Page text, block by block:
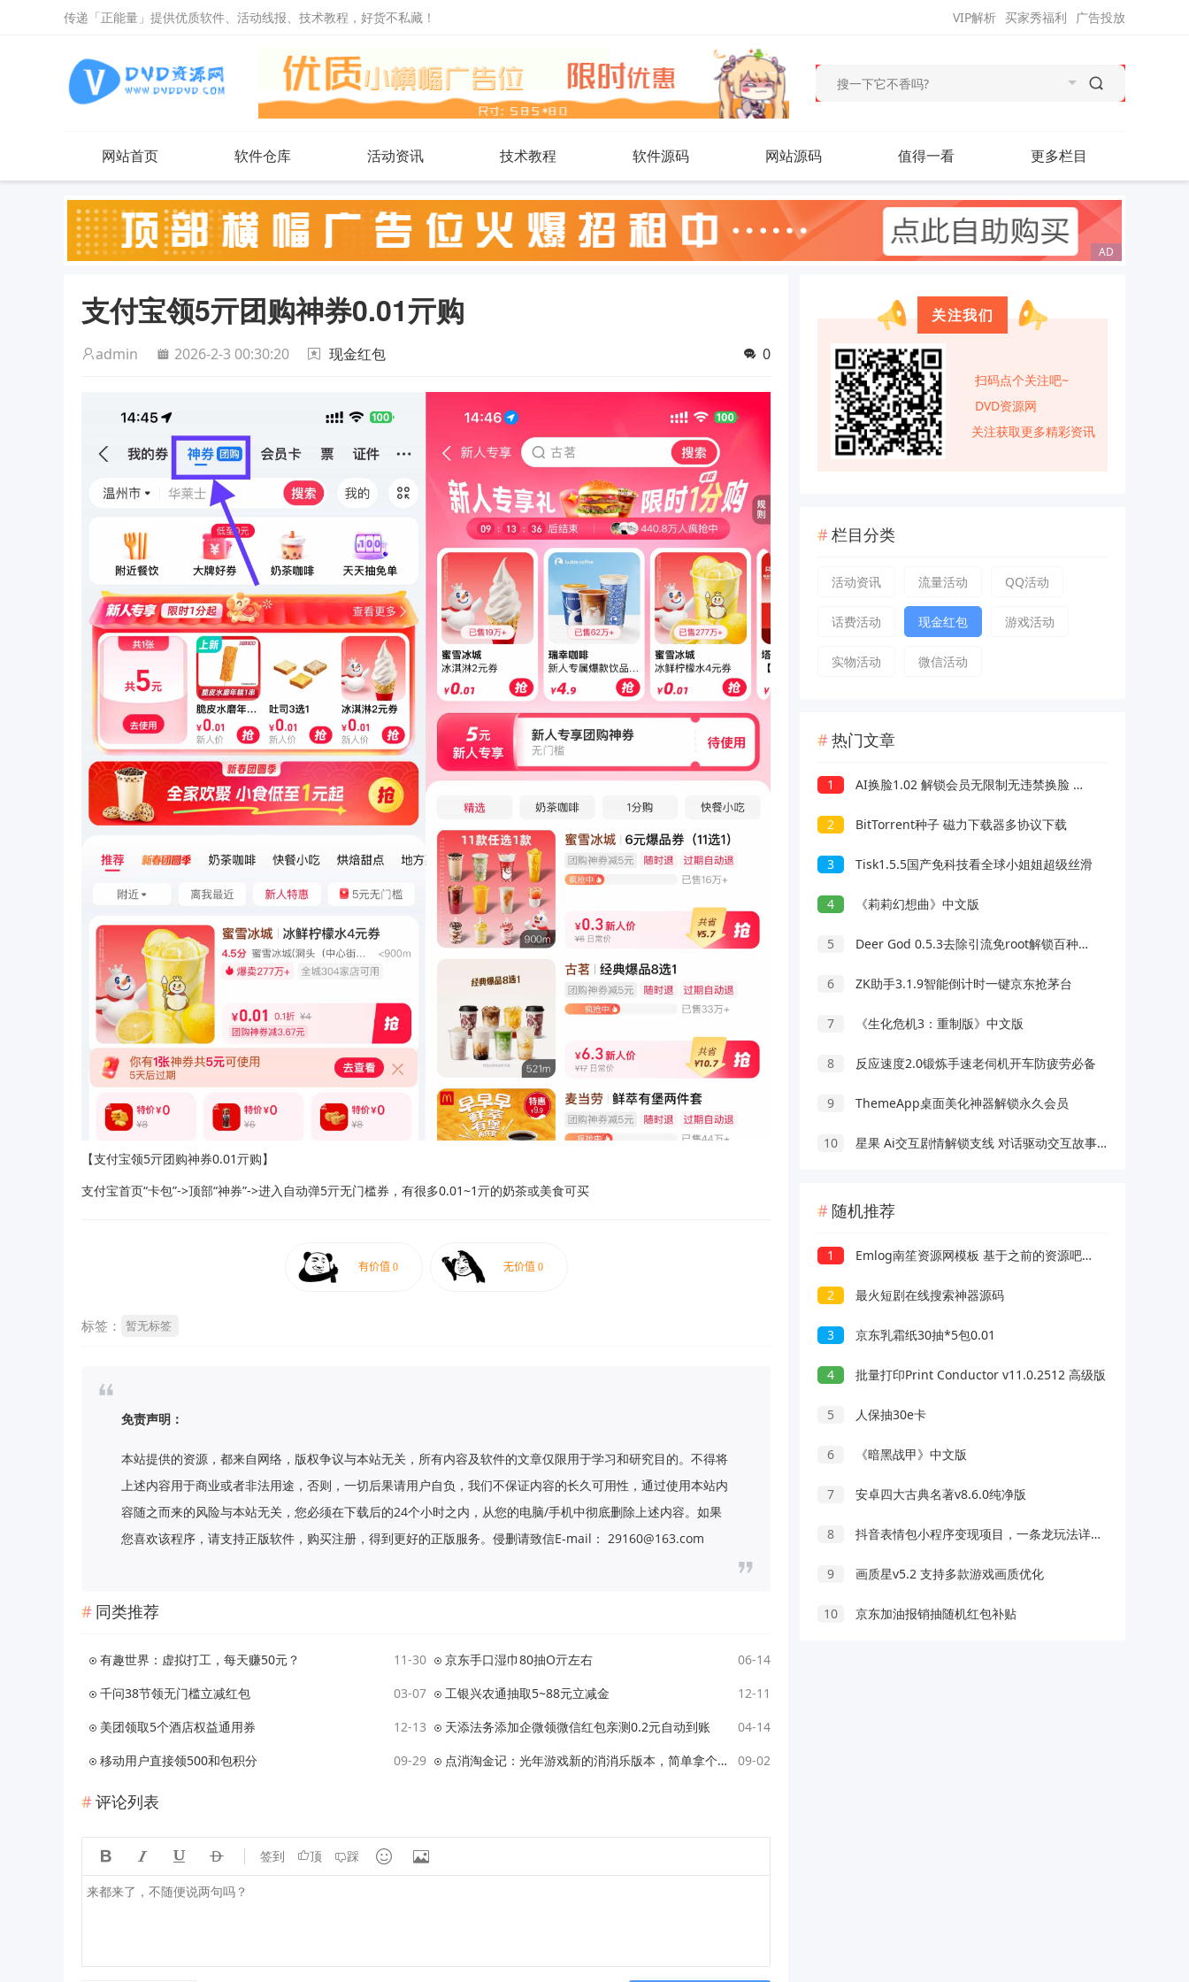
传递「正能量」提供优质软件、活动线报、技术教程，好货不私藏！ 广告投放
买家秀福利
VIP解析
网站首页 软件仓库 活动资讯 技术教程 软件源码 网站源码 值得一看 更多栏目
支付宝领5亓团购神券0.01亓购
admin 2026-2-3 00:30:20 现金红包 0
【支付宝领5亓团购神券0.01亓购】
支付宝首页“卡包”->顶部“神券”->进入自动弹5亓无门槛券，有很多0.01~1亓的奶茶或美食可买
标签： 暂无标签
免责声明：
本站提供的资源，都来自网络，版权争议与本站无关，所有内容及软件的文章仅限用于学习和研究目的。不得将
上述内容用于商业或者非法用途，否则，一切后果请用户自负，我们不保证内容的长久可用性，通过使用本站内
容随之而来的风险与本站无关，您必须在下载后的24个小时之内，从您的电脑/手机中彻底删除上述内容。如果
您喜欢该程序，请支持正版软件，购买注册，得到更好的正版服务。侵删请致信E-mail： 29160@163.com
同类推荐
有趣世界：虚拟打工，每天赚50元？ 11-30 京东手口湿巾80抽O亓左右
06-14
千问38节领无门槛立减红包
03-07 工银兴农通抽取5~88元立减金
12-11
美团领取5个酒店权益通用券
12-13 天添法务添加企微领微信红包亲测0.2元自动到账
04-14
移动用户直接领500和包积分
09-29 点消淘金记：光年游戏新的消消乐版本，简单拿个小红包 09-02
评论列表
    签到 顶 踩  
关注我们
扫码点个关注吧~
DVD资源网
关注获取更多精彩资讯
栏目分类
活动资讯 流量活动 QQ活动
话费活动 现金红包 游戏活动
实物活动 微信活动
热门文章
1 AI换脸1.02 解锁会员无限制无违禁换脸 支持照片/视频
2 BitTorrent种子 磁力下载器多协议下载
3 Tisk1.5.5国产免科技看全球小姐姐超级丝滑
4 《莉莉幻想曲》中文版
5 Deer God 0.5.3去除引流免root解锁百种软件会员
6 ZK助手3.1.9智能倒计时一键京东抢茅台
7 《生化危机3：重制版》中文版
8 反应速度2.0锻炼手速老伺机开车防疲劳必备
9 ThemeApp桌面美化神器解锁永久会员
10 星果 Ai交互剧情解锁支线 对话驱动交互故事剧情
随机推荐
1 Emlog南笙资源网模板 基于之前的资源吧模板修复版
2 最火短剧在线搜索神器源码
3 京东乳霜纸30抽*5包0.01
4 批量打印Print Conductor v11.0.2512 高级版
5 人保抽30e卡
6 《暗黑战甲》中文版
7 安卓四大古典名著v8.6.0纯净版
8 抖音表情包小程序变现项目，一条龙玩法详细大解析，视频版学习！
9 画质星v5.2 支持多款游戏画质优化
10 京东加油报销抽随机红包补贴